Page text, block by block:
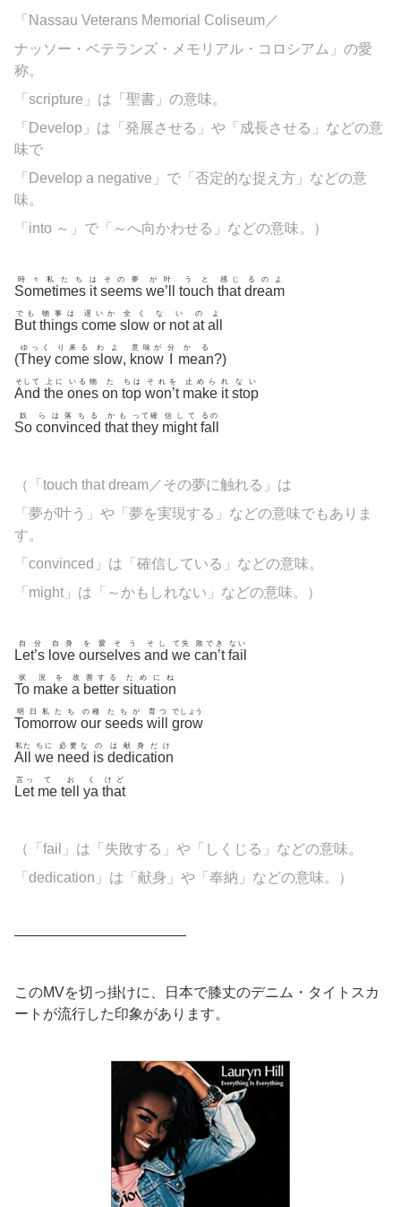
「Nassau Veterans Memorial Coliseum／
ナッソー・ベテランズ・メモリアル・コロシアム」の愛
称。
「 scripture」は「聖書」の意味。
「Develop」は「発展させる」や「成長させる」などの意
味で
「Develop a negative」で「否定的な捉え方」などの意
味。
「into ～」で「～へ向かわせる」などの意味。）
Sometimes
時々私たち
it
は
seems
その夢
we’ll
が叶
touch
うと
that
感じ
dream
るのよ
But
でも
things
物事は
come
遅いか
slow
全く
or
な
not
い
at
の
all
よ
(They
ゆっく
come
り来る
slow
わよ
, know
意味が 分
mean
かる
?)
And
そして
the
上に
ones
いる物
on
た
top
ちは
won’t
それを
make
止めら
it
れ
stop
ない
So
奴
convinced
らは落ちる
that
かも
they
って確
might
信して
fall
るの
（「touch that dream／その夢に触れる」は
「夢が叶う」や「夢を実現する」などの意味でもありま
す。
「 convinced」は「確信している」などの意味。
「might」は「～かもしれない」などの意味。）
Let’s
自分
love
自身
ourselves
を愛そう
and
そし
we
て失
can’t
敗でき
fail
ない
To
状
make
況を
a
改
better
善する
situation
ためにね
Tomorrow
明日私たち
our
の種
seeds
たちが
will
育つ
grow
でしょう
All
私た
we
ちに
need
必要な
is
の
dedication
は献身だけ
Let
言っ
me
て
tell
お
ya
く
that
けど
（「 fail」は「失敗する」や「しくじる」などの意味。
「 dedication 」は「献身」や「奉納」などの意味。）
————————————
このMVを切っ掛けに、日本で膝丈のデニム・タイトスカ
ートが流行した印象があります。